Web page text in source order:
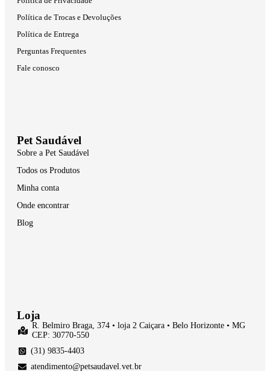
Política de Trocas e Devoluções
Política de Entrega
Perguntas Frequentes
Fale conosco
Pet Saudável
Sobre a Pet Saudável
Todos os Produtos
Minha conta
Onde encontrar
Blog
Loja
R. Belmiro Braga, 374 • loja 2 Caiçara • Belo Horizonte • MG
CEP: 30770-550
(31) 9835-4403
atendimento@petsaudavel.vet.br